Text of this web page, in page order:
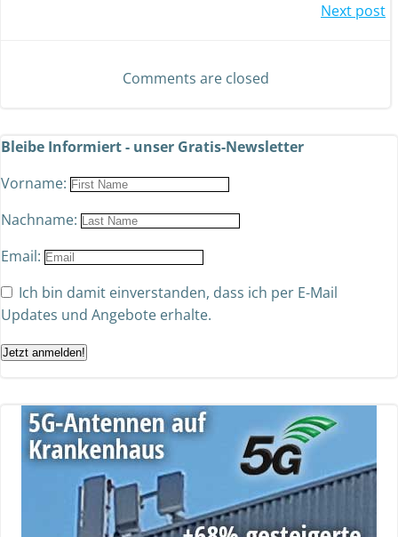
Next post
Comments are closed
Bleibe Informiert - unser Gratis-Newsletter
Vorname:
Nachname:
Email:
Ich bin damit einverstanden, dass ich per E-Mail
Updates und Angebote erhalte.
Jetzt anmelden!